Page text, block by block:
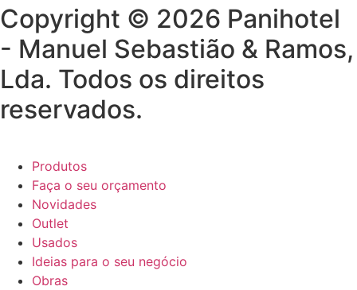
Copyright © 2026 Panihotel
- Manuel Sebastião & Ramos,
Lda. Todos os direitos
reservados.
Produtos
Faça o seu orçamento
Novidades
Outlet
Usados
Ideias para o seu negócio
Obras